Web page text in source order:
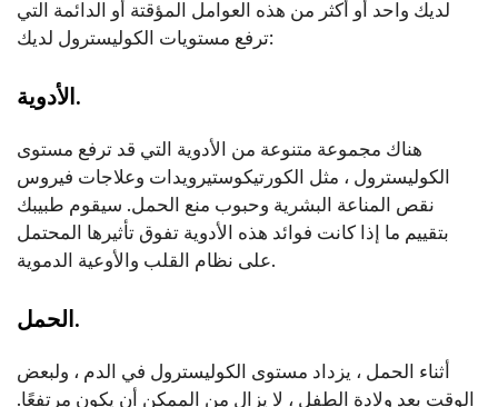
لديك واحد أو أكثر من هذه العوامل المؤقتة أو الدائمة التي
ترفع مستويات الكوليسترول لديك:
الأدوية.
هناك مجموعة متنوعة من الأدوية التي قد ترفع مستوى
الكوليسترول ، مثل الكورتيكوستيرويدات وعلاجات فيروس
نقص المناعة البشرية وحبوب منع الحمل. سيقوم طبيبك
بتقييم ما إذا كانت فوائد هذه الأدوية تفوق تأثيرها المحتمل
على نظام القلب والأوعية الدموية.
الحمل.
أثناء الحمل ، يزداد مستوى الكوليسترول في الدم ، ولبعض
الوقت بعد ولادة الطفل ، لا يزال من الممكن أن يكون مرتفعًا.